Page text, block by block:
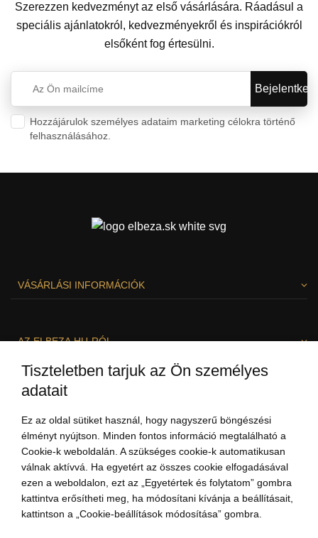
Szerezzen kedvezményt az első vásárlására. Ráadásul a
speciális ajánlatokról, kedvezményekről és inspirációkról
elsőként fog értesülni.
Hozzájárulok személyes adataim marketing célokra történő
felhasználásához.
VÁSÁRLÁSI INFORMÁCIÓK
AZ ELBEZA.HU-RÓL
Tiszteletben tarjuk az Ön személyes
adatait
Ez az oldal sütiket használ, hogy nagyszerű böngészési
élményt nyújtson. Minden fontos információ megtalálható a
Cookie-k weboldalán. A szükséges cookie-k automatikusan
válnak aktívvá. Ha egyetért az összes cookie elfogadásával
ezen a weboldalon, ezt az „Egyetértek és folytatom” gombra
kattintva erősítheti meg, ha módosítani kívánja a beállításait,
kattintson a „Cookie-beállítások módosítása” gombra.